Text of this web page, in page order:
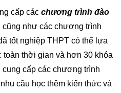
cấp các chương trình đào
như các chương trình
tốt nghiệp THPT có thể lựa
toàn thời gian và hơn 30 khóa
cấp các chương trình
cầu học thêm kiến thức và